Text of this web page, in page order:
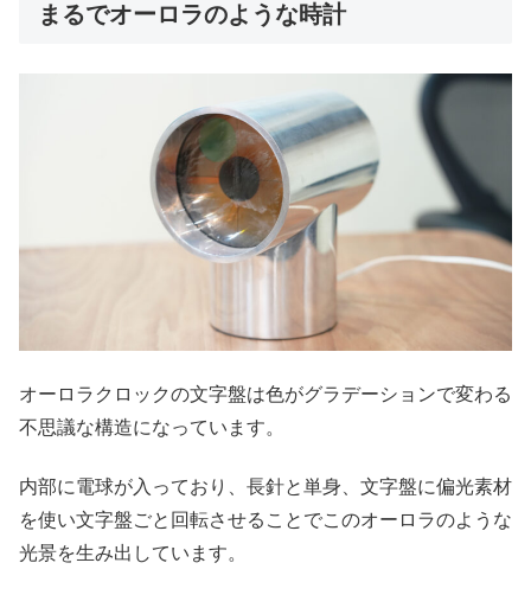
まるでオーロラのような時計
オーロラクロックの文字盤は色がグラデーションで変わる
不思議な構造になっています。
内部に電球が入っており、長針と単身、文字盤に偏光素材
を使い文字盤ごと回転させることでこのオーロラのような
光景を生み出しています。